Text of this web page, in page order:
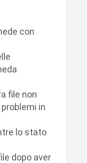
con
file non
in
lo stato
dopo aver